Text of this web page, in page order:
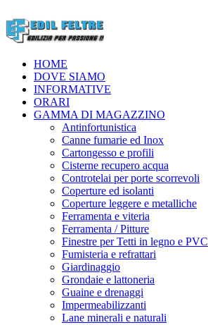
HOME
DOVE SIAMO
INFORMATIVE
ORARI
GAMMA DI MAGAZZINO
Antinfortunistica
Canne fumarie ed Inox
Cartongesso e profili
Cisterne recupero acqua
Controtelai per porte scorrevoli
Coperture ed isolanti
Coperture leggere e metalliche
Ferramenta e viteria
Ferramenta / Pitture
Finestre per Tetti in legno e PVC
Fumisteria e refrattari
Giardinaggio
Grondaie e lattoneria
Guaine e drenaggi
Impermeabilizzanti
Lane minerali e naturali